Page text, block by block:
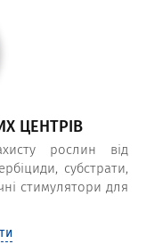
ЦЕНТРІВ
рослин від
субстрати,
стимулятори для